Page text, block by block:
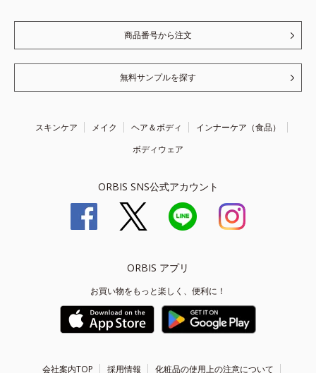
商品番号から注文
無料サンプルを探す
スキンケア メイク ヘア＆ボディ
インナーケア（食品）
ボディウェア
ORBIS SNS公式アカウント
ORBIS アプリ
お買い物をもっと楽しく、便利に！
会社案内TOP 採用情報 化粧品の使用上の注意について